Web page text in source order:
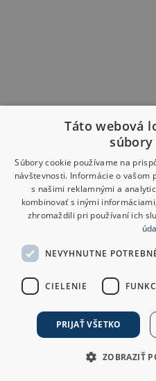
Táto webová
súbory
Súbory cookie používame na
návštevnosti. Informácie o vašom
s našimi reklamnými a
kombinovať s inými
zhromaždili pri používaní ich
NEVYHNUTNE
CIELENIE
PRIJAŤ VŠETKO
ZOBRAZIŤ